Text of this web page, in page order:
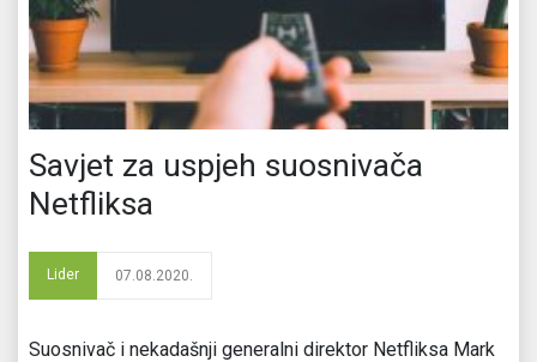
Savjet za uspjeh suosnivača
Netfliksa
Lider 07.08.2020.
Suosnivač i nekadašnji generalni direktor Netfliksa Mark